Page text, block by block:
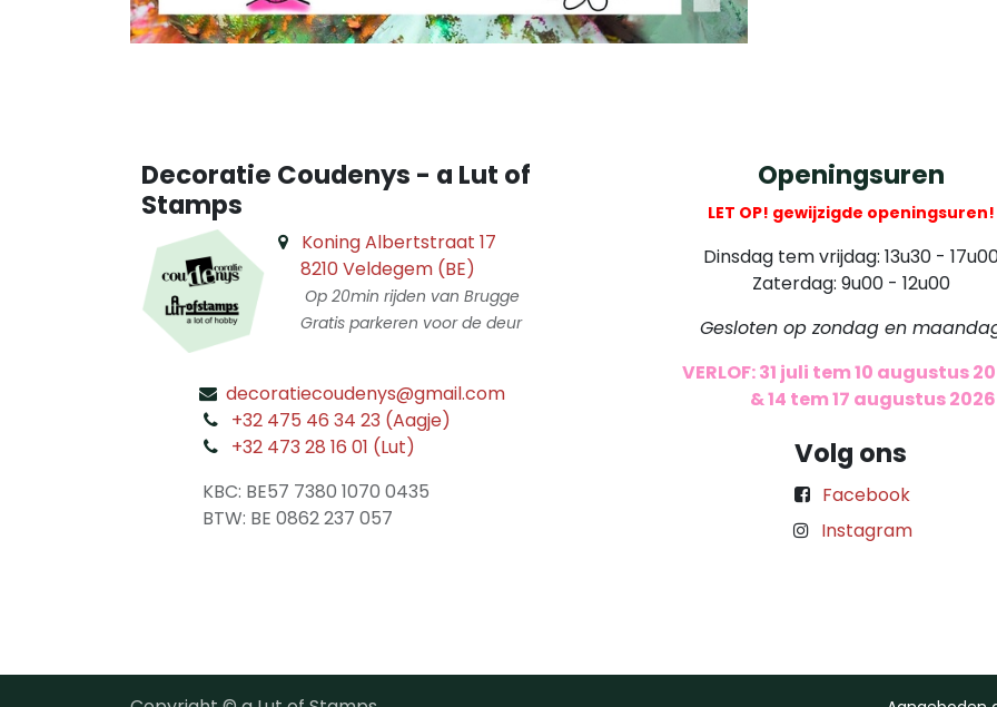
Decoratie Coudenys - a Lut of
Stamps
Koning Albertstraat 17
8210 Veldegem (BE)
Op 20min rijden van Brugge
Gratis parkeren voor de deur
decoratiecoudenys@gmail.com
+32 475 46 34 23 (Aagje)
+32 473 28 16 01 (Lut)
KBC: BE57 7380 1070 0435
​ BTW: BE 0862 237 057
Openingsuren
LET OP! gewijzigde openingsuren!
Dinsdag tem vrijdag: 13u30 -
Zaterdag: 9u00 - 12u00
Gesloten op zondag en
VERLOF: 31 juli tem 10 augustus
& 14 tem 17 augustus 2026
Volg ons
Facebook
Instagram